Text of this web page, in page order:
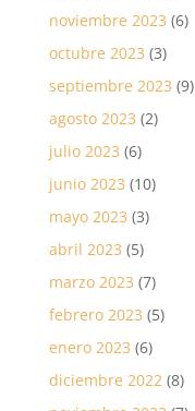
noviembre 2023 (6)
octubre 2023 (3)
septiembre 2023 (9)
agosto 2023 (2)
julio 2023 (6)
junio 2023 (10)
mayo 2023 (3)
abril 2023 (5)
marzo 2023 (7)
febrero 2023 (5)
enero 2023 (6)
diciembre 2022(8)